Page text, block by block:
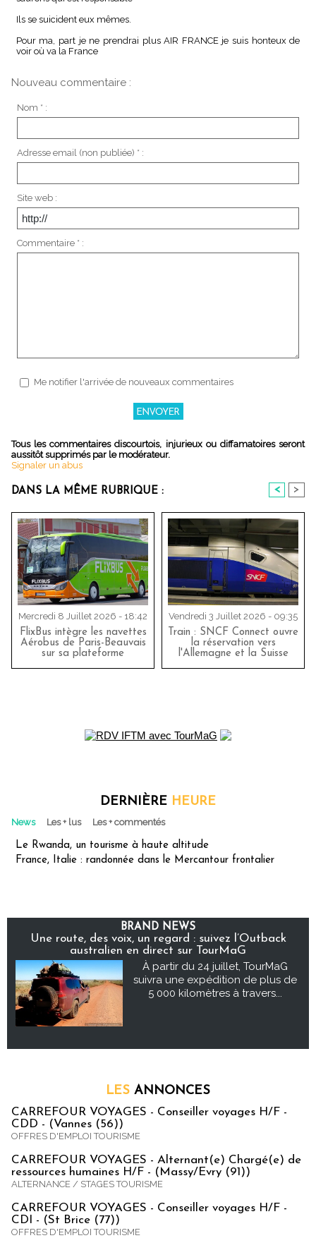
Ils se suicident eux mêmes.
Pour ma, part je ne prendrai plus AIR FRANCE je suis honteux de
voir où va la France
Nouveau commentaire :
Nom * :
Adresse email (non publiée) * :
Site web :
Commentaire * :
Me notifier l'arrivée de nouveaux commentaires
Tous les commentaires discourtois, injurieux ou diffamatoires seront
aussitôt supprimés par le modérateur.
Signaler un abus
DANS LA MÊME RUBRIQUE : < >
Mercredi 8 Juillet 2026 - 18:42
FlixBus intègre les navettes
Aérobus de Paris-Beauvais
sur sa plateforme
Vendredi 3 Juillet 2026 - 09:35
Train : SNCF Connect ouvre
la réservation vers
l'Allemagne et la Suisse
DERNIÈRE HEURE
News Les + lus Les + commentés
Le Rwanda, un tourisme à haute altitude
France, Italie : randonnée dans le Mercantour frontalier
BRAND NEWS
Une route, des voix, un regard : suivez l’Outback
australien en direct sur TourMaG
À partir du 24 juillet, TourMaG
suivra une expédition de plus de
5 000 kilomètres à travers...
LES ANNONCES
CARREFOUR VOYAGES - Conseiller voyages H/F -
CDD - (Vannes (56))
OFFRES D'EMPLOI TOURISME
CARREFOUR VOYAGES - Alternant(e) Chargé(e) de
ressources humaines H/F - (Massy/Evry (91))
ALTERNANCE / STAGES TOURISME
CARREFOUR VOYAGES - Conseiller voyages H/F -
CDI - (St Brice (77))
OFFRES D'EMPLOI TOURISME